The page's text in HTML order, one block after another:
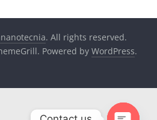
. All rights reserved.
Powered by WordPress.